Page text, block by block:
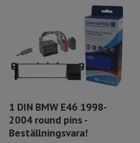
1 DIN BMW E46 1998-
2004 round pins -
Beställningsvara!